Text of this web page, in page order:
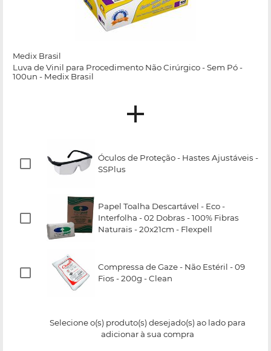
Medix Brasil
Luva de Vinil para Procedimento Não Cirúrgico - Sem Pó -
100un - Medix Brasil
Óculos de Proteção - Hastes Ajustáveis -
SSPlus
Papel Toalha Descartável - Eco -
Interfolha - 02 Dobras - 100% Fibras
Naturais - 20x21cm - Flexpell
Compressa de Gaze - Não Estéril - 09
Fios - 200g - Clean
Selecione o(s) produto(s) desejado(s) ao lado para
adicionar à sua compra